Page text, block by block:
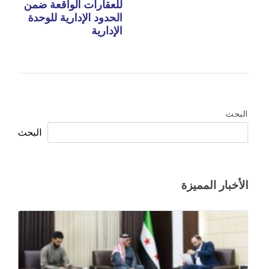
للعقارات الواقعة ضمن
الحدود الإدارية للوحدة
الإدارية
البحث
البحث
الأخبار المميزة